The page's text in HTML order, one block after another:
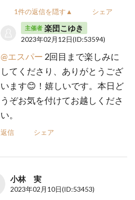
1件の返信を隠す▲ シェア
主催者 楽団こゆき
2023年02月12日(ID:53594)
@エスパー 2回目まで楽しみに
してくださり、ありがとうござ
います😊！嬉しいです。本日ど
うぞお気を付けてお越しくださ
い。
返信 シェア
小林 実
2023年02月10日(ID:53453)